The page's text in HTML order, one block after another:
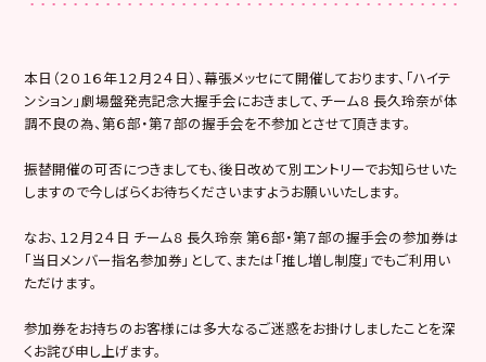
本日（２０１６年１２月２４日）、幕張メッセにて開催しております、「ハイテ
ンション」劇場盤発売記念大握手会におきまして、チーム８ 長久玲奈が体
調不良の為、第６部・第７部の握手会を不参加とさせて頂きます。
振替開催の可否につきましても、後日改めて別エントリーでお知らせいた
しますので今しばらくお待ちくださいますようお願いいたします。
なお、１２月２４日 チーム８ 長久玲奈 第６部・第７部の握手会の参加券は
「当日メンバー指名参加券」として、または「推し増し制度」でもご利用い
ただけます。
参加券をお持ちのお客様には多大なるご迷惑をお掛けしましたことを深
くお詫び申し上げます。